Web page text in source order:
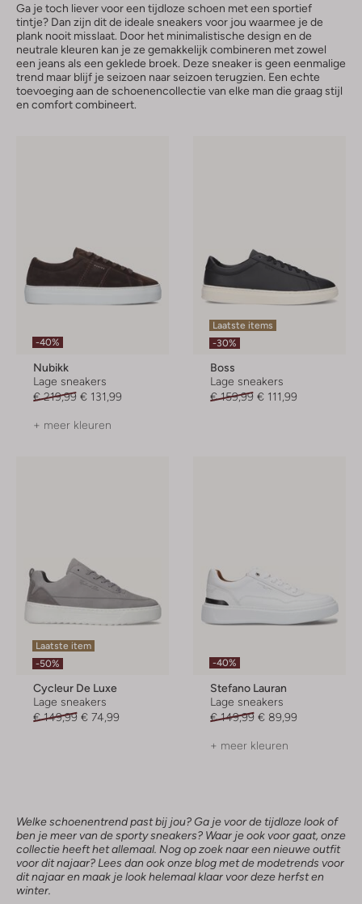
Ga je toch liever voor een tijdloze schoen met een sportief
tintje? Dan zijn dit de ideale sneakers voor jou waarmee je de
plank nooit misslaat. Door het minimalistische design en de
neutrale kleuren kan je ze gemakkelijk combineren met zowel
een jeans als een geklede broek. Deze sneaker is geen eenmalige
trend maar blijf je seizoen naar seizoen terugzien. Een echte
toevoeging aan de schoenencollectie van elke man die graag stijl
en comfort combineert.
-40%
Nubikk
Lage sneakers
€ 219,99 € 131,99
+ meer kleuren
Laatste items
-30%
Boss
Lage sneakers
€ 159,99 € 111,99
Laatste item
-50%
Cycleur De Luxe
Lage sneakers
€ 149,99 € 74,99
-40%
Stefano Lauran
Lage sneakers
€ 149,99 € 89,99
+ meer kleuren
Welke schoenentrend past bij jou? Ga je voor de tijdloze look of
ben je meer van de sporty sneakers? Waar je ook voor gaat, onze
collectie heeft het allemaal. Nog op zoek naar een nieuwe outfit
voor dit najaar? Lees dan ook onze blog met de modetrends voor
dit najaar en maak je look helemaal klaar voor deze herfst en
winter.